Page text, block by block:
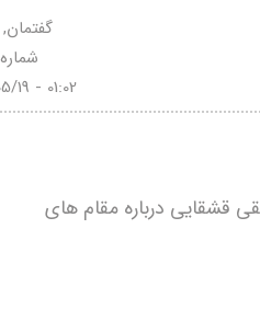
شماره:
19 - 01:02
قشقایی درباره مقام های